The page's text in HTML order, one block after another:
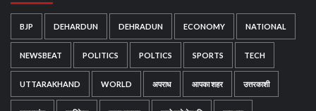
BJP DEHARDUN DEHRADUN ECONOMY NATIONAL
NEWSBEAT POLITICS POLTICS SPORTS TECH
UTTARAKHAND WORLD अपराध आपका शहर उत्तरकाशी